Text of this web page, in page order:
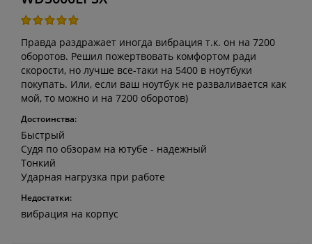
Правда раздражает иногда вибрация т.к. он на 7200
оборотов. Решил пожертвовать комфортом ради
скорости, но лучше все-таки на 5400 в ноутбуки
покупать. Или, если ваш ноутбук не разваливается как
мой, то можно и на 7200 оборотов)
Достоинства:
Быстрый
Судя по обзорам на ютубе - надежный
Тонкий
Ударная нагрузка при работе
Недостатки:
вибрация на корпус